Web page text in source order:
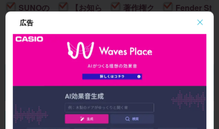
広告
SUNOの
使い方とA
I作曲がわ
かる！｜
れる基本
【お知ら
P歴代ヒッ
ト曲を “D
TM分
析”する公
開収録イ
ベント開
催
2026/07/31
著作権ク
作曲アプ
NDRAW
Grid」｜M
ac・iOSで
BGMを簡
成！
2026/07/24
Fender St
udio Pro
8.1 リリー
送信
案件の見落としを防ぐ エイリアス活用